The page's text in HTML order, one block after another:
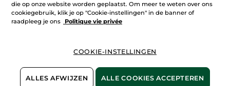
NIET OP VOORRAAD
Veilige betaling
die op onze website worden geplaatst. Om meer te weten over ons
cookiegebruik, klik je op "Cookie-instellingen" in de banner of
raadpleeg je ons
Politique vie privée
COOKIE-INSTELLINGEN
ALLES AFWIJZEN ALLE COOKIES ACCEPTEREN